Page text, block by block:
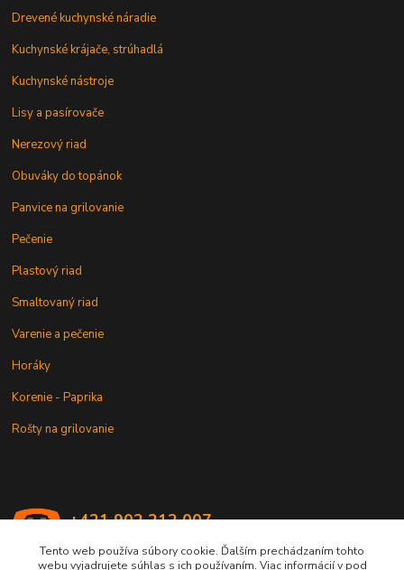
Drevené kuchynské náradie
Kuchynské krájače, strúhadlá
Kuchynské nástroje
Lisy a pasírovače
Nerezový riad
Obuváky do topánok
Panvice na grilovanie
Pečenie
Plastový riad
Smaltovaný riad
Varenie a pečenie
Horáky
Korenie - Paprika
Rošty na grilovanie
+421 902 212 007
Tento web používa súbory cookie. Ďalším prechádzaním tohto
webu vyjadrujete súhlas s ich používaním. Viac informácií v pod